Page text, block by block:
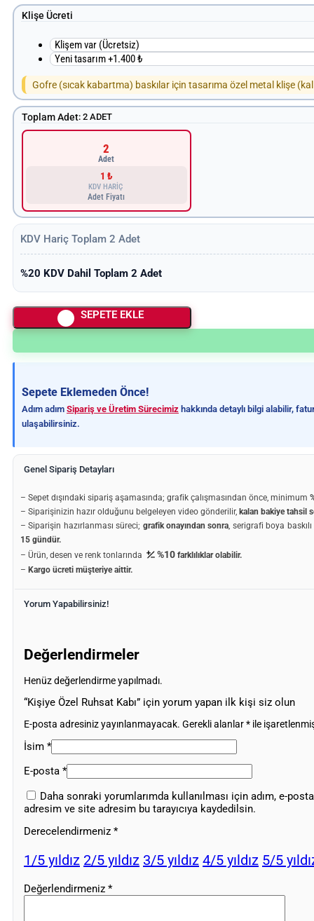
Klişe Ücreti
Klişem var (Ücretsiz)
Yeni tasarım +1.400 ₺
Gofre (sıcak kabartma) baskılar için tasarıma özel metal klişe
Toplam Adet:2 ADET
2
Adet
1 ₺
KDV HARİÇ
Adet Fiyatı
KDV Hariç Toplam 2 Adet
%20 KDV Dahil Toplam 2 Adet
SEPETE EKLE
Sepete Eklemeden Önce!
Adım adım Sipariş ve Üretim Sürecimiz hakkında detaylı bilgi alabilir,
ulaşabilirsiniz.
Genel Sipariş Detayları
– Sepet dışındaki sipariş aşamasında; grafik çalışmasından önce, minimum
– Siparişinizin hazır olduğunu belgeleyen video gönderilir, kalan bakiye tahsil
– Siparişin hazırlanması süreci; grafik onayından sonra, serigrafi boya
15 gündür.
– Ürün, desen ve renk tonlarında
%10 farklılıklar olabilir.
– Kargo ücreti müşteriye aittir.
Yorum Yapabilirsiniz!
Değerlendirmeler
Henüz değerlendirme yapılmadı.
“Kişiye Özel Ruhsat Kabı” için yorum yapan ilk kişi siz olun
E-posta adresiniz yayınlanmayacak. Gerekli alanlar* ile
İsim *
E-posta *
Daha sonraki yorumlarımda kullanılması için adım, e-posta
adresim ve site adresim bu tarayıcıya kaydedilsin.
Derecelendirmeniz *
1/5 yıldız 2/5 yıldız 3/5 yıldız 4/5 yıldız 5/5
Değerlendirmeniz *